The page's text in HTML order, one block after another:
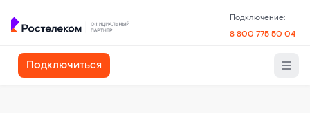
Подключение:
8 800 775 50 04
Подключиться